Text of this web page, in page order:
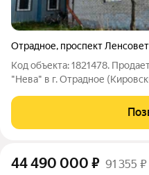
Отрадное, проспект
Код объекта: 1821478.
"Нева" в г. Отрадное
бывшего кинотеатра "Нева"
Кировского района
44 490 000 ₽ 91 355 ₽